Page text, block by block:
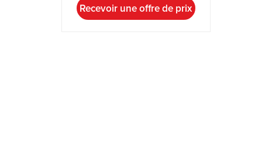
Recevoir une offre de prix